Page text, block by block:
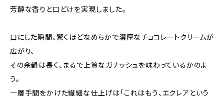
芳醇な香りと口どけを実現しました。
口にした瞬間、驚くほどなめらかで濃厚なチョコレートクリームが
広がり、
その余韻は長く、まるで上質なガナッシュを味わっているかのよ
う。
一層手間をかけた繊細な仕上げは「これはもう、エクレアという